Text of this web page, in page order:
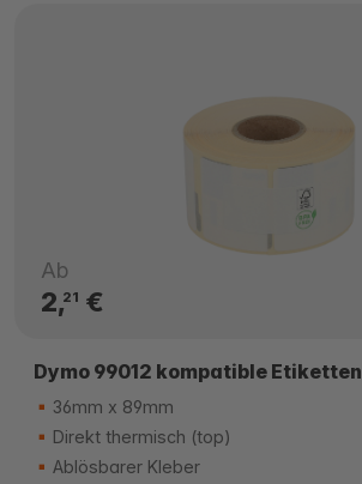
Ab
2,21 €
Dymo 99012 kompatible Etiketten
36mm x 89mm
Direkt thermisch (top)
Ablösbarer Kleber